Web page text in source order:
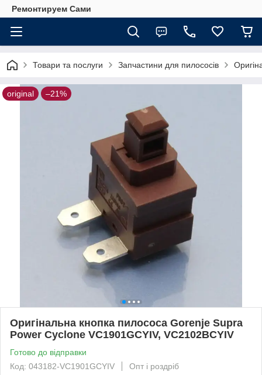
Ремонтируем Сами
Товари та послуги Запчастини для пилососів
original –21%
Оригінальна кнопка пилососа Gorenje Supra
Power Cyclone VC1901GCYIV, VC2102BCYIV
Готово до відправки
Код: 043182-VC1901GCYIV
Опт і роздріб